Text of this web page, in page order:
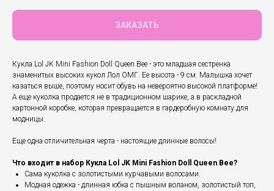
ЗАКАЗАТЬ
Кукла Lol JK Mini Fashion Doll Queen Bee - это младшая сестренка
знаменитых высоких кукол Лол ОМГ. Ее высота - 9 см. Малышка хочет
казаться выше, поэтому носит обувь на невероятно высокой платформе!
А еще куколка продается не в традиционном шарике, а в раскладной
картонной коробке, которая превращается в гардеробную комнату для
модницы.
Еще одна отличительная черта - настоящие длинные волосы!
Что входит в набор Кукла Lol JK Mini Fashion Doll Queen Bee?
Сама куколка с золотистыми курчавыми волосами.
Модная одежка - длинная юбка с пышным воланом, золотистый топ,